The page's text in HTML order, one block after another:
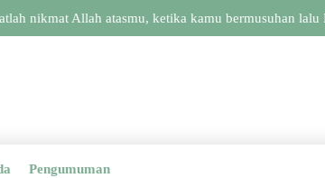
Allah atasmu, ketika kamu bermusuhan lalu
Pengumuman